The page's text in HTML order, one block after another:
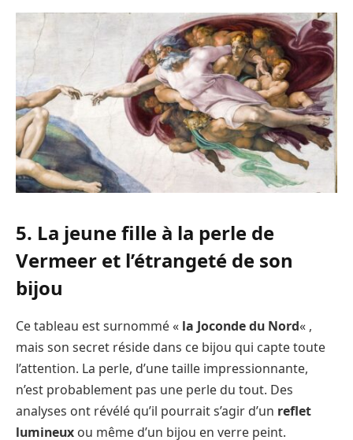
5. La jeune fille à la perle de
Vermeer et l’étrangeté de son
bijou
Ce tableau est surnommé « la Joconde du Nord« ,
mais son secret réside dans ce bijou qui capte toute
l’attention. La perle, d’une taille impressionnante,
n’est probablement pas une perle du tout. Des
analyses ont révélé qu’il pourrait s’agir d’un reflet
lumineux ou même d’un bijou en verre peint.